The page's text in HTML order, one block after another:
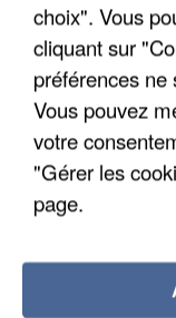
choix". Vous
cliquant sur
préférences ne
Vous pouvez
votre
"Gérer les
page.